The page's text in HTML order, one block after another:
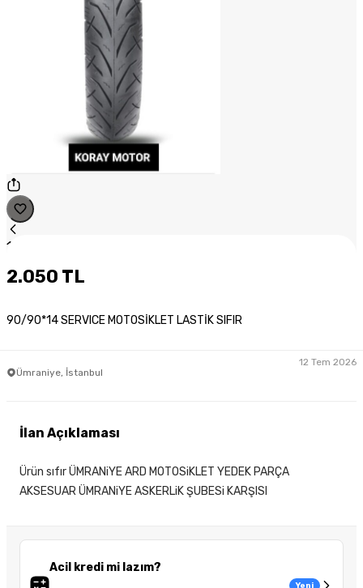
1
2.050 TL
90/90*14 SERVICE MOTOSİKLET LASTİK SIFIR
Ümraniye, İstanbul
12 Tem 2026
Acil kredi mi lazım?
Yeni
İlan Açıklaması
Ürün sıfır ÜMRANiYE ARD MOTOSiKLET YEDEK PARÇA
AKSESUAR ÜMRANiYE ASKERLiK ŞUBESi KARŞISI